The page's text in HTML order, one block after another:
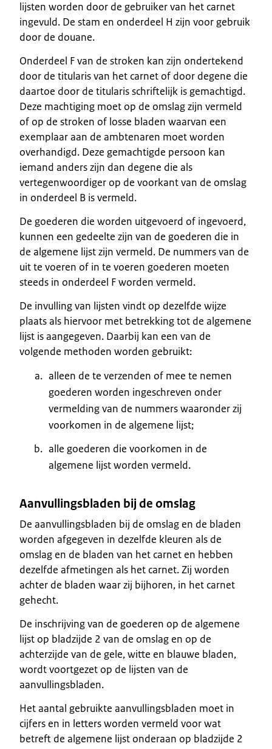
lijsten worden door de gebruiker van het carnet
ingevuld. De stam en onderdeel H zijn voor gebruik
door de douane.
Onderdeel F van de stroken kan zijn ondertekend
door de titularis van het carnet of door degene die
daartoe door de titularis schriftelijk is gemachtigd.
Deze machtiging moet op de omslag zijn vermeld
of op de stroken of losse bladen waarvan een
exemplaar aan de ambtenaren moet worden
overhandigd. Deze gemachtigde persoon kan
iemand anders zijn dan degene die als
vertegenwoordiger op de voorkant van de omslag
in onderdeel B is vermeld.
De goederen die worden uitgevoerd of ingevoerd,
kunnen een gedeelte zijn van de goederen die in
de algemene lijst zijn vermeld. De nummers van de
uit te voeren of in te voeren goederen moeten
steeds in onderdeel F worden vermeld.
De invulling van lijsten vindt op dezelfde wijze
plaats als hiervoor met betrekking tot de algemene
lijst is aangegeven. Daarbij kan een van de
volgende methoden worden gebruikt:
alleen de te verzenden of mee te nemen
goederen worden ingeschreven onder
vermelding van de nummers waaronder zij
voorkomen in de algemene lijst;
alle goederen die voorkomen in de
algemene lijst worden vermeld.
Aanvullingsbladen bij de omslag
De aanvullingsbladen bij de omslag en de bladen
worden afgegeven in dezelfde kleuren als de
omslag en de bladen van het carnet en hebben
dezelfde afmetingen als het carnet. Zij worden
achter de bladen waar zij bijhoren, in het carnet
gehecht.
De inschrijving van de goederen op de algemene
lijst op bladzijde 2 van de omslag en op de
achterzijde van de gele, witte en blauwe bladen,
wordt voortgezet op de lijsten van de
aanvullingsbladen.
Het aantal gebruikte aanvullingsbladen moet in
cijfers en in letters worden vermeld voor wat
betreft de algemene lijst onderaan op bladzijde 2